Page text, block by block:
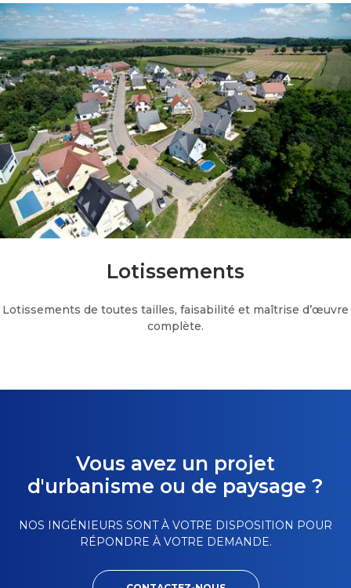
Lotissements
Lotissements de toutes tailles, faisabilité et maîtrise d’œuvre
complète.
Vous avez un projet
d'urbanisme ou de paysage ?
NOS INGÉNIEURS SONT À VOTRE DISPOSITION POUR
RÉPONDRE À VOTRE DEMANDE.